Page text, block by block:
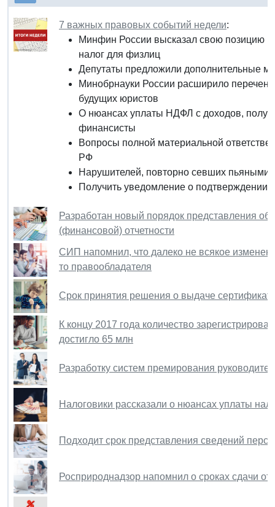
7 важных правовых событий недели:
Минфин России высказал свою позицию
налог для физлиц
Депутаты предложили дополнительные
Минобрнауки России расширило
будущих юристов
О нюансах уплаты НДФЛ с доходов,
финансисты
Вопросы полной материальной
РФ
Нарушителей, повторно севших пьяными
Получить уведомление о подтверждении
Разработан новый порядок представления
(финансовой) отчетности
СИП напомнил, что далеко не всякое
то правообладателя
Cрок принятия решения о выдаче
К концу 2017 года количество
достигло 65 млн
Разработку систем премирования
Налоговики рассказали о нюансах уплаты
Подходит срок представления сведений
Росприроднадзор напомнил о сроках сдачи